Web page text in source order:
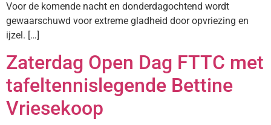
Voor de komende nacht en donderdagochtend wordt
gewaarschuwd voor extreme gladheid door opvriezing en
ijzel. […]
Zaterdag Open Dag FTTC met
tafeltennislegende Bettine
Vriesekoop